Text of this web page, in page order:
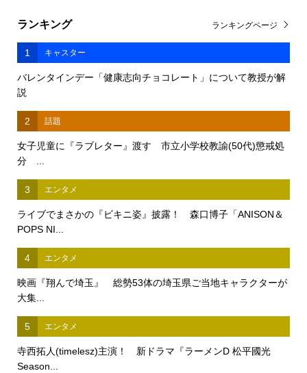
ランキング
1 キャスター
バレンタインデー「健康志向チョコレート」について教授が解
説
2 話題
女子児童に『ラブレター』渡す 市立小学校教諭(50代)懲戒処
分 ...
3 エンタメ
ライブでまさかの『ビキニ姿』披露！ 森口博子「ANISON＆
POPS NI...
4 エンタメ
映画『翔んで埼玉』 総勢53体の埼玉県ご当地キャラクターが
大集...
5 エンタメ
寺西拓人(timelesz)主演！ 新ドラマ『ラーメンD 松平國光
Season...
ランキングページ